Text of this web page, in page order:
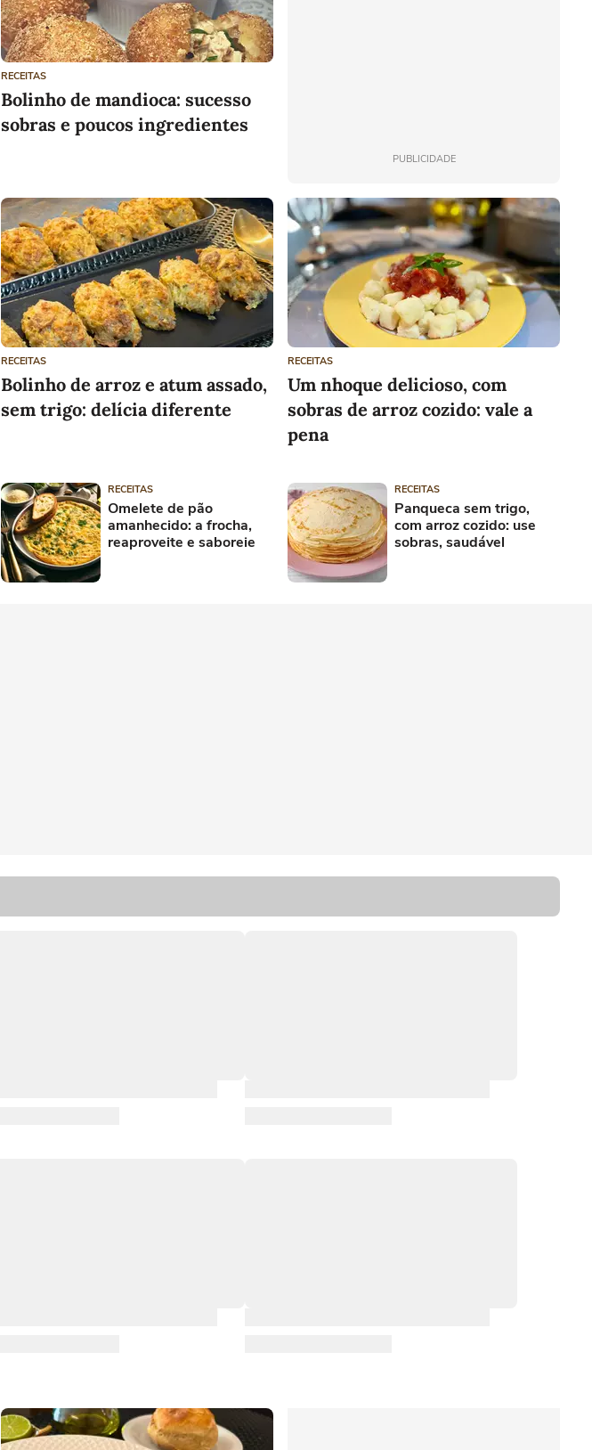
RECEITAS
Bolinho de mandioca: sucesso
sobras e poucos ingredientes
PUBLICIDADE
RECEITAS
Bolinho de arroz e atum assado,
sem trigo: delícia diferente
RECEITAS
Um nhoque delicioso, com
sobras de arroz cozido: vale a
pena
RECEITAS
Omelete de pão
amanhecido: a frocha,
reaproveite e saboreie
RECEITAS
Panqueca sem trigo,
com arroz cozido: use
sobras, saudável